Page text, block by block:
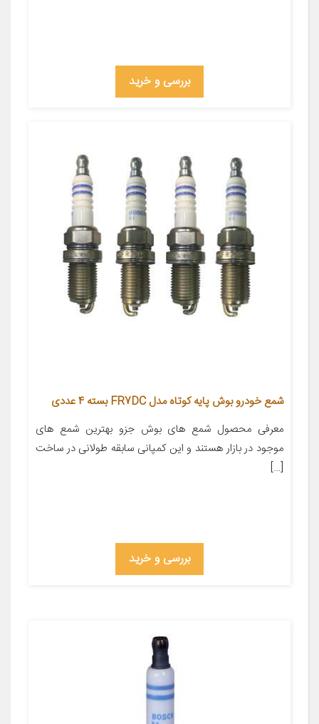
بررسی و خرید
شمع خودرو بوش پایه کوتاه مدل FR7DC بسته 4 عددی
معرفی محصول شمع های بوش جزو بهترین شمع های
موجود در بازار هستند و این کمپانی سابقه طولانی در ساخت
[…]
بررسی و خرید